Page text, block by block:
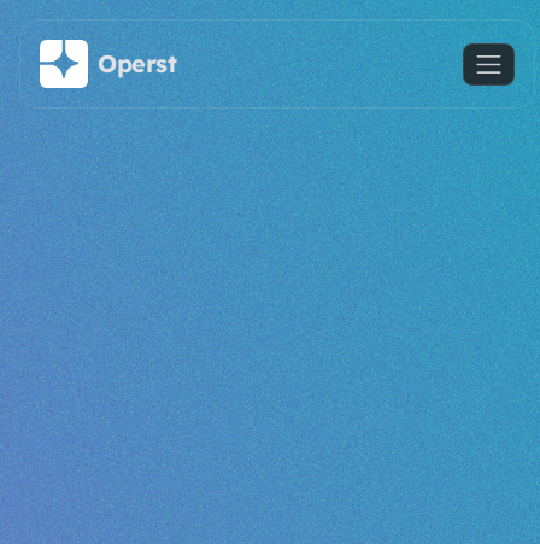
Saltar al contenido principal
Operst